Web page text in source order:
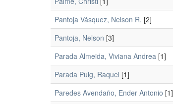
Pantoja Vásquez, Nelson R. [2]
Pantoja, Nelson [3]
Parada Almeida, Viviana Andrea [1]
Parada Puig, Raquel [1]
Paredes Avendaño, Ender Antonio [1]